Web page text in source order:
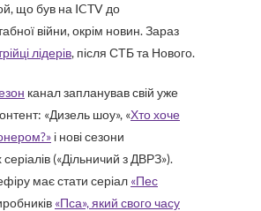
що був на ICTV до
війни, окрім новин. Зараз
лідерів, після СТБ та Нового.
канал запланував свій уже
«Дизель шоу», «Хто хоче
і нові сезони
(«Дільничий з ДВРЗ»).
має стати серіал «Пес
«Пса», який свого часу